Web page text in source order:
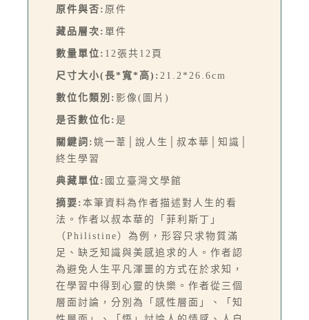
原件與否: 原件
藏品層次: 單件
數量單位: 12張共12頁
尺寸大小(長*寬*高): 21.2*26.6cm
數位化類別: 影像(圖片)
是否數位化: 是
關鍵詞: 姚一葦│說人生│叔本華│知識│
終生學習
典藏單位: 國立臺灣文學館
摘要: 本筆資料為作者描述對人生的看
法。作者以叔本華的「菲利斯丁」
（Philistine）為例，形容只求物質滿
足、缺乏知識與美感追求的人。作者認
為避免人生平凡渾噩的方式在於求知，
在學習中得到心靈的快樂。作者從三個
層面討論，分別為「感性層面」、「知